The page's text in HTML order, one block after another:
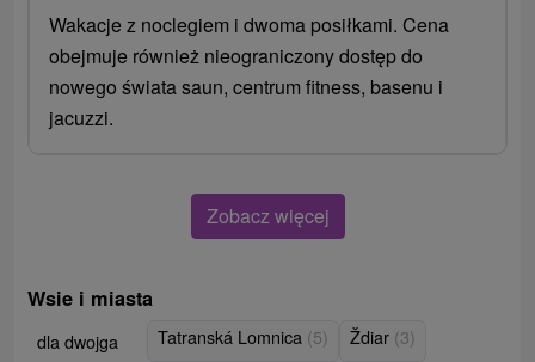
Wakacje z noclegiem i dwoma posiłkami. Cena
obejmuje również nieograniczony dostęp do
nowego świata saun, centrum fitness, basenu i
jacuzzi.
Zobacz więcej
Wsie i miasta
dla dwojga Tatranská Lomnica (5) Ždiar (3)